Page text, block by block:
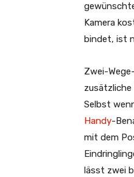
Kamera
bindet, ist
Zwei-
Selbst
Handy-
mit dem
lässt zwei